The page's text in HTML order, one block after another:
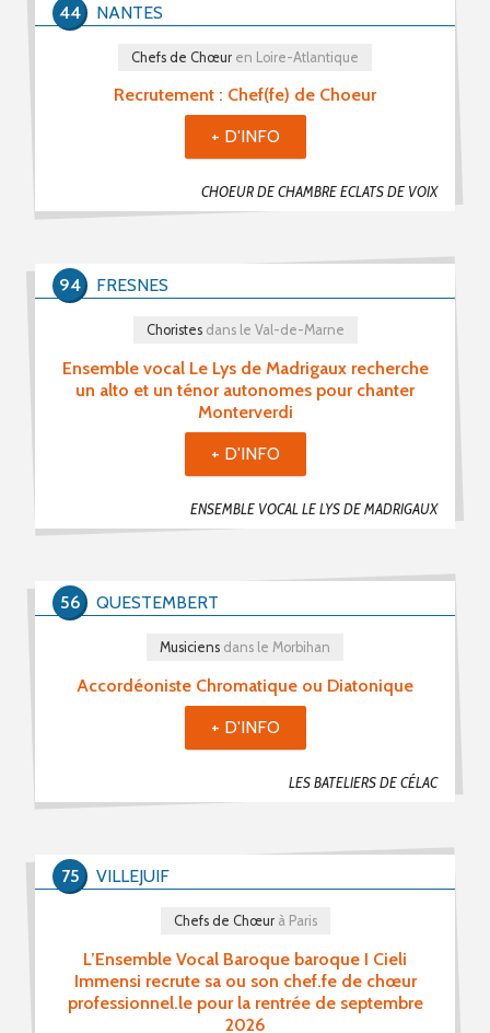
Recrutement : Chef(fe) de Choeur
CHOEUR DE CHAMBRE ECLATS DE VOIX
Chefs de Chœur en Loire-Atlantique
NANTES
44
+ D'INFO
Ensemble vocal Le Lys de Madrigaux recherche
un alto et un ténor autonomes pour chanter
Monterverdi
ENSEMBLE VOCAL LE LYS DE MADRIGAUX
Choristesdans le Val-de-Marne
FRESNES
94
+ D'INFO
Accordéoniste Chromatique ou Diatonique
LES BATELIERS DE CÉLAC
Musiciens dans le Morbihan
QUESTEMBERT
56
+ D'INFO
L’Ensemble Vocal Baroque baroque I Cieli
Immensi recrute sa ou son chef.fe de chœur
professionnel.le pour la rentrée de septembre
2026
Chefs de Chœurà Paris
VILLEJUIF
75